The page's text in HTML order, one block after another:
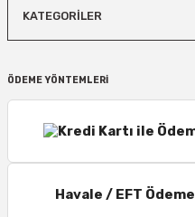
KATEGORİLER
ÖDEME YÖNTEMLERİ
Havale / EFT Ödeme